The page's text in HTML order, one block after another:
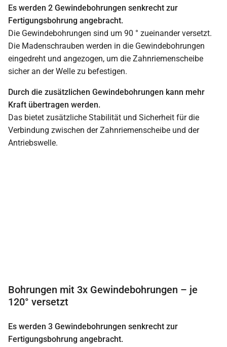
Es werden 2 Gewindebohrungen senkrecht zur
Fertigungsbohrung angebracht.
Die Gewindebohrungen sind um 90 ° zueinander versetzt.
Die Madenschrauben werden in die Gewindebohrungen
eingedreht und angezogen, um die Zahnriemenscheibe
sicher an der Welle zu befestigen.
Durch die zusätzlichen Gewindebohrungen kann mehr
Kraft übertragen werden.
Das bietet zusätzliche Stabilität und Sicherheit für die
Verbindung zwischen der Zahnriemenscheibe und der
Antriebswelle.
Bohrungen mit 3x Gewindebohrungen – je
120° versetzt
Es werden 3 Gewindebohrungen senkrecht zur
Fertigungsbohrung angebracht.